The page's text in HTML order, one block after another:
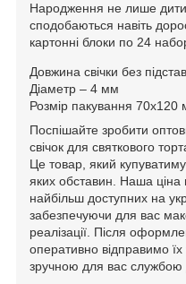
Народження не лише
сподобаються навіть
картонні блоки по 24
Довжина свічки без
Діаметр – 4 мм
Розмір пакування 70х120
Поспішайте зробити
свічок для святкового
Це товар, який
яких обставин. Наша ціна
найбільш доступних на
забезпечуючи для вас
реалізації. Після
оперативно відправимо їх
зручною для вас службою